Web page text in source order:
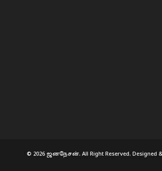
© 2026 ஜனநேசன். All Right Reserved. Designed &